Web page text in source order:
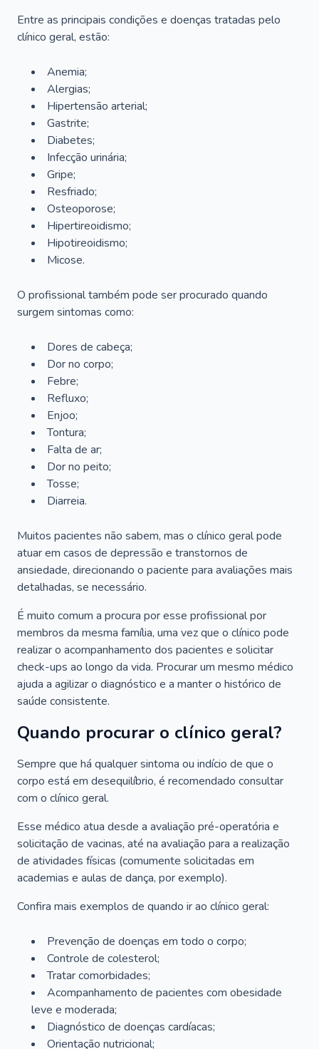
Entre as principais condições e doenças tratadas pelo
clínico geral, estão:
Anemia;
Alergias;
Hipertensão arterial;
Gastrite;
Diabetes;
Infecção urinária;
Gripe;
Resfriado;
Osteoporose;
Hipertireoidismo;
Hipotireoidismo;
Micose.
O profissional também pode ser procurado quando
surgem sintomas como:
Dores de cabeça;
Dor no corpo;
Febre;
Refluxo;
Enjoo;
Tontura;
Falta de ar;
Dor no peito;
Tosse;
Diarreia.
Muitos pacientes não sabem, mas o clínico geral pode
atuar em casos de depressão e transtornos de
ansiedade, direcionando o paciente para avaliações mais
detalhadas, se necessário.
É muito comum a procura por esse profissional por
membros da mesma família, uma vez que o clínico pode
realizar o acompanhamento dos pacientes e solicitar
check-ups ao longo da vida. Procurar um mesmo médico
ajuda a agilizar o diagnóstico e a manter o histórico de
saúde consistente.
Quando procurar o clínico geral?
Sempre que há qualquer sintoma ou indício de que o
corpo está em desequilíbrio, é recomendado consultar
com o clínico geral.
Esse médico atua desde a avaliação pré-operatória e
solicitação de vacinas, até na avaliação para a realização
de atividades físicas (comumente solicitadas em
academias e aulas de dança, por exemplo).
Confira mais exemplos de quando ir ao clínico geral:
Prevenção de doenças em todo o corpo;
Controle de colesterol;
Tratar comorbidades;
Acompanhamento de pacientes com obesidade
leve e moderada;
Diagnóstico de doenças cardíacas;
Orientação nutricional;